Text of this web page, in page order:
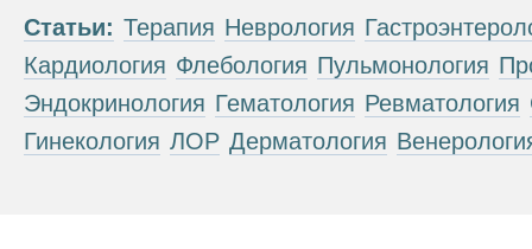
Статьи: Терапия Неврология
Кардиология Флебология Пульмонология
Эндокринология Гематология Ревматология
Гинекология ЛОР Дерматология